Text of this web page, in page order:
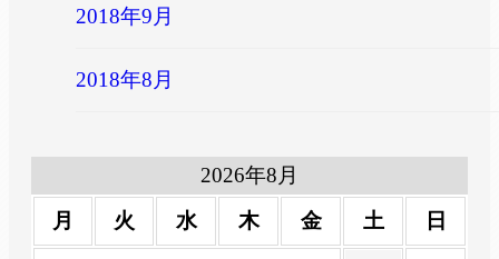
2018年9月
2018年8月
2026年8月
月
火 水 木 金 土 日